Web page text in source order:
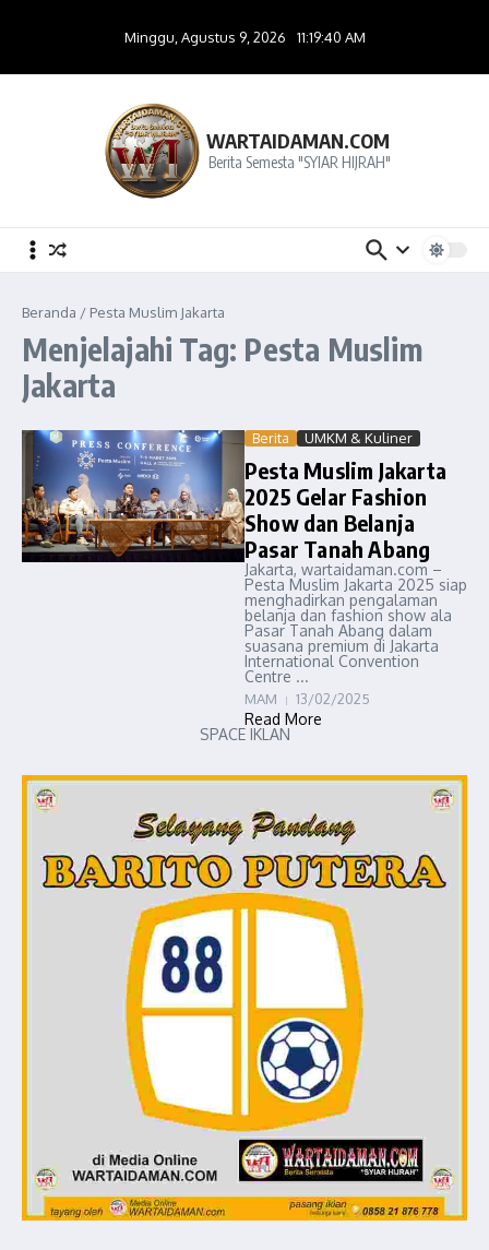
Minggu, Agustus 9, 2026 11:19:41 AM
WARTAIDAMAN.COM
Berita Semesta "SYIAR HIJRAH"
Beranda / Pesta Muslim Jakarta
Menjelajahi Tag: Pesta Muslim
Jakarta
Berita UMKM & Kuliner
Pesta Muslim Jakarta
2025 Gelar Fashion
Show dan Belanja
Pasar Tanah Abang
Jakarta, wartaidaman.com –
Pesta Muslim Jakarta 2025 siap
menghadirkan pengalaman
belanja dan fashion show ala
Pasar Tanah Abang dalam
suasana premium di Jakarta
International Convention
Centre ...
MAM 13/02/2025
Read More
SPACE IKLAN